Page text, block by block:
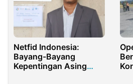
Netfid Indonesia:
Bayang-Bayang
Kepentingan Asing